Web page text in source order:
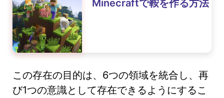
Minecraftで鞍を作る方法
この存在の目的は、6つの領域を統合し、再
び1つの意識として存在できるようにするこ